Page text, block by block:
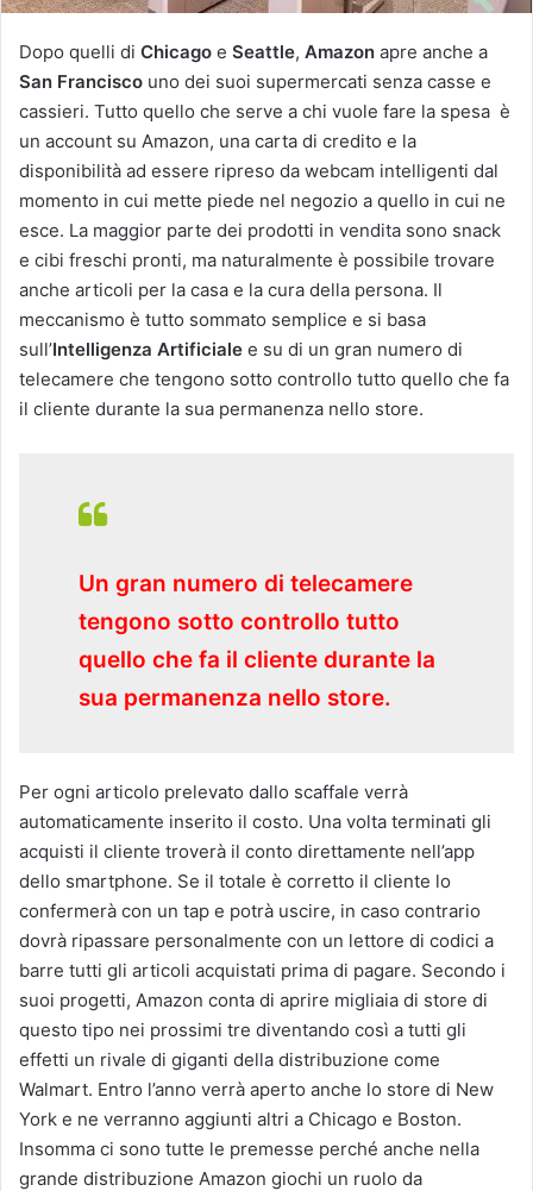
Dopo quelli di Chicago e Seattle, Amazon apre anche a
San Francisco uno dei suoi supermercati senza casse e
cassieri. Tutto quello che serve a chi vuole fare la spesa è
un account su Amazon, una carta di credito e la
disponibilità ad essere ripreso da webcam intelligenti dal
momento in cui mette piede nel negozio a quello in cui ne
esce. La maggior parte dei prodotti in vendita sono snack
e cibi freschi pronti, ma naturalmente è possibile trovare
anche articoli per la casa e la cura della persona. Il
meccanismo è tutto sommato semplice e si basa
sull’Intelligenza Artificiale e su di un gran numero di
telecamere che tengono sotto controllo tutto quello che fa
il cliente durante la sua permanenza nello store.
Un gran numero di telecamere
tengono sotto controllo tutto
quello che fa il cliente durante la
sua permanenza nello store.
Per ogni articolo prelevato dallo scaffale verrà
automaticamente inserito il costo. Una volta terminati gli
acquisti il cliente troverà il conto direttamente nell’app
dello smartphone. Se il totale è corretto il cliente lo
confermerà con un tap e potrà uscire, in caso contrario
dovrà ripassare personalmente con un lettore di codici a
barre tutti gli articoli acquistati prima di pagare. Secondo i
suoi progetti, Amazon conta di aprire migliaia di store di
questo tipo nei prossimi tre diventando così a tutti gli
effetti un rivale di giganti della distribuzione come
Walmart. Entro l’anno verrà aperto anche lo store di New
York e ne verranno aggiunti altri a Chicago e Boston.
Insomma ci sono tutte le premesse perché anche nella
grande distribuzione Amazon giochi un ruolo da